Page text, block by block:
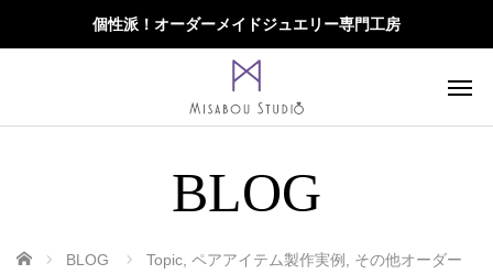
個性派！オーダーメイドジュエリー専門工房
BLOG
ホーム BLOG Topic, ペアアイテム製作実例 , その他オーダー